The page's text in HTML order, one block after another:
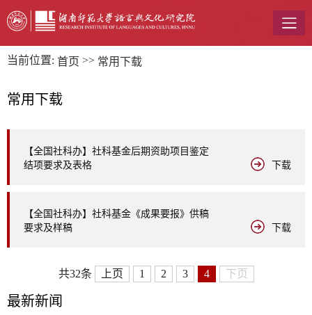
当前位置: 首页 >> 常用下载
常用下载
【全国社科办】社科基金后期资助项目鉴定
结项要求及表格
下载
【全国社科办】社科基金《成果要报》供稿
要求及样稿
下载
共32条 上页 1 2 3 4 下页
最新新闻